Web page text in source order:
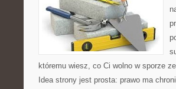
któremu wiesz, co Ci wolno w sporze
Idea strony jest prosta: prawo ma